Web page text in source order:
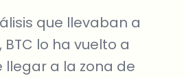
que llevaban a
BTC lo ha vuelto a
llegar a la zona de